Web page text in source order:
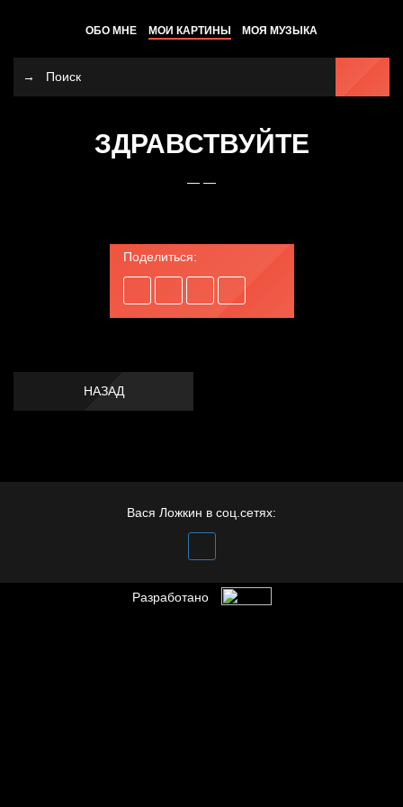
ОБО МНЕ МОИ КАРТИНЫ МОЯ МУЗЫКА
ЗДРАВСТВУЙТЕ
— —
Поделиться:
НАЗАД
Вася Ложкин в соц.сетях:
Разработано